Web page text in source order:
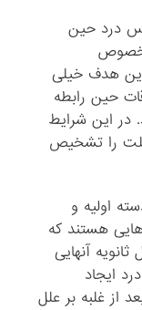
درد حین
هدف خیلی
حین رابطه
این شرایط
علت را تشخیص
اولیه و
هستند که
آنهایی
ایجاد
از غلبه بر علل